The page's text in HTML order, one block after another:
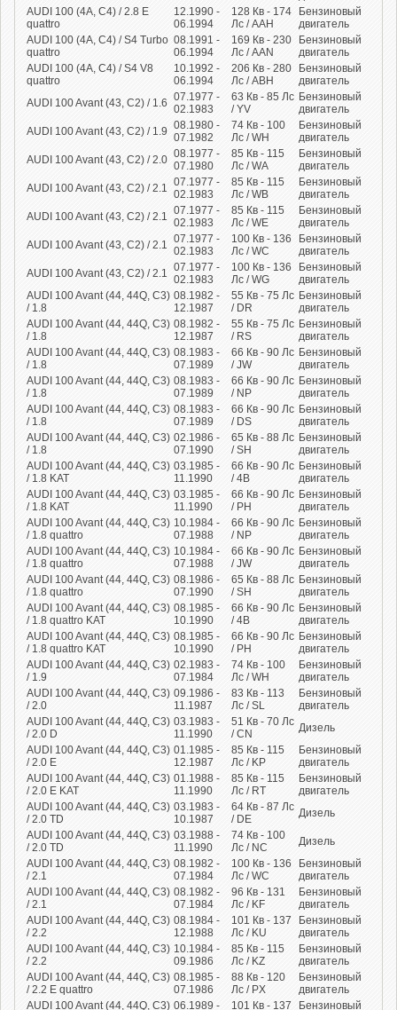
AUDI 100 (4A, C4) / 2.8 E
quattro
12.1990 -
06.1994
128 Кв - 174
Лс / AAH
Бензиновый
двигатель
AUDI 100 (4A, C4) / S4 Turbo
quattro
08.1991 -
06.1994
169 Кв - 230
Лс / AAN
Бензиновый
двигатель
AUDI 100 (4A, C4) / S4 V8
quattro
10.1992 -
06.1994
206 Кв - 280
Лс / ABH
Бензиновый
двигатель
AUDI 100 Avant (43, C2) / 1.6 07.1977 -
02.1983
63 Кв - 85 Лс
/ YV
Бензиновый
двигатель
AUDI 100 Avant (43, C2) / 1.9 08.1980 -
07.1982
74 Кв - 100
Лс / WH
Бензиновый
двигатель
AUDI 100 Avant (43, C2) / 2.0 08.1977 -
07.1980
85 Кв - 115
Лс / WA
Бензиновый
двигатель
AUDI 100 Avant (43, C2) / 2.1 07.1977 -
02.1983
85 Кв - 115
Лс / WB
Бензиновый
двигатель
AUDI 100 Avant (43, C2) / 2.1 07.1977 -
02.1983
85 Кв - 115
Лс / WE
Бензиновый
двигатель
AUDI 100 Avant (43, C2) / 2.1 07.1977 -
02.1983
100 Кв - 136
Лс / WC
Бензиновый
двигатель
AUDI 100 Avant (43, C2) / 2.1 07.1977 -
02.1983
100 Кв - 136
Лс / WG
Бензиновый
двигатель
AUDI 100 Avant (44, 44Q, C3)
/ 1.8
08.1982 -
12.1987
55 Кв - 75 Лс
/ DR
Бензиновый
двигатель
AUDI 100 Avant (44, 44Q, C3)
/ 1.8
08.1982 -
12.1987
55 Кв - 75 Лс
/ RS
Бензиновый
двигатель
AUDI 100 Avant (44, 44Q, C3)
/ 1.8
08.1983 -
07.1989
66 Кв - 90 Лс
/ JW
Бензиновый
двигатель
AUDI 100 Avant (44, 44Q, C3)
/ 1.8
08.1983 -
07.1989
66 Кв - 90 Лс
/ NP
Бензиновый
двигатель
AUDI 100 Avant (44, 44Q, C3)
/ 1.8
08.1983 -
07.1989
66 Кв - 90 Лс
/ DS
Бензиновый
двигатель
AUDI 100 Avant (44, 44Q, C3)
/ 1.8
02.1986 -
07.1990
65 Кв - 88 Лс
/ SH
Бензиновый
двигатель
AUDI 100 Avant (44, 44Q, C3)
/ 1.8 KAT
03.1985 -
11.1990
66 Кв - 90 Лс
/ 4B
Бензиновый
двигатель
AUDI 100 Avant (44, 44Q, C3)
/ 1.8 KAT
03.1985 -
11.1990
66 Кв - 90 Лс
/ PH
Бензиновый
двигатель
AUDI 100 Avant (44, 44Q, C3)
/ 1.8 quattro
10.1984 -
07.1988
66 Кв - 90 Лс
/ NP
Бензиновый
двигатель
AUDI 100 Avant (44, 44Q, C3)
/ 1.8 quattro
10.1984 -
07.1988
66 Кв - 90 Лс
/ JW
Бензиновый
двигатель
AUDI 100 Avant (44, 44Q, C3)
/ 1.8 quattro
08.1986 -
07.1990
65 Кв - 88 Лс
/ SH
Бензиновый
двигатель
AUDI 100 Avant (44, 44Q, C3)
/ 1.8 quattro KAT
08.1985 -
10.1990
66 Кв - 90 Лс
/ 4B
Бензиновый
двигатель
AUDI 100 Avant (44, 44Q, C3)
/ 1.8 quattro KAT
08.1985 -
10.1990
66 Кв - 90 Лс
/ PH
Бензиновый
двигатель
AUDI 100 Avant (44, 44Q, C3)
/ 1.9
02.1983 -
07.1984
74 Кв - 100
Лс / WH
Бензиновый
двигатель
AUDI 100 Avant (44, 44Q, C3)
/ 2.0
09.1986 -
11.1987
83 Кв - 113
Лс / SL
Бензиновый
двигатель
AUDI 100 Avant (44, 44Q, C3)
/ 2.0 D
03.1983 -
11.1990
51 Кв - 70 Лс
/ CN
Дизель
AUDI 100 Avant (44, 44Q, C3)
/ 2.0 E
01.1985 -
12.1987
85 Кв - 115
Лс / KP
Бензиновый
двигатель
AUDI 100 Avant (44, 44Q, C3)
/ 2.0 E KAT
01.1988 -
11.1990
85 Кв - 115
Лс / RT
Бензиновый
двигатель
AUDI 100 Avant (44, 44Q, C3)
/ 2.0 TD
03.1983 -
10.1987
64 Кв - 87 Лс
/ DE
Дизель
AUDI 100 Avant (44, 44Q, C3)
/ 2.0 TD
03.1988 -
11.1990
74 Кв - 100
Лс / NC
Дизель
AUDI 100 Avant (44, 44Q, C3)
/ 2.1
08.1982 -
07.1984
100 Кв - 136
Лс / WC
Бензиновый
двигатель
AUDI 100 Avant (44, 44Q, C3)
/ 2.1
08.1982 -
07.1984
96 Кв - 131
Лс / KF
Бензиновый
двигатель
AUDI 100 Avant (44, 44Q, C3)
/ 2.2
08.1984 -
12.1988
101 Кв - 137
Лс / KU
Бензиновый
двигатель
AUDI 100 Avant (44, 44Q, C3)
/ 2.2
10.1984 -
09.1986
85 Кв - 115
Лс / KZ
Бензиновый
двигатель
AUDI 100 Avant (44, 44Q, C3)
/ 2.2 E quattro
08.1985 -
07.1986
88 Кв - 120
Лс / PX
Бензиновый
двигатель
AUDI 100 Avant (44, 44Q, C3) 06.1989 -
101 Кв - 137
Бензиновый